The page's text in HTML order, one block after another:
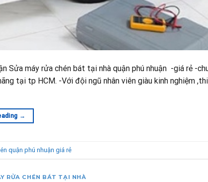
Sửa máy rửa chén bát tại nhà quận phú nhuận -giá rẻ -
tại tp HCM. -Với đội ngũ nhân viên giàu kinh nghiệm
→
quận phú nhuận giá rẻ
RỬA CHÉN BÁT TẠI NHÀ